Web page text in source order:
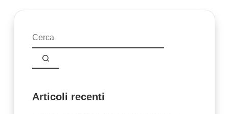
Nessun
risultato
Articoli recenti